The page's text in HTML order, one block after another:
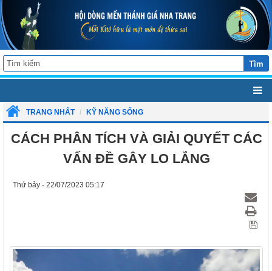
Tìm
TRANG NHẤT KỸ NĂNG SỐNG
CÁCH PHÂN TÍCH VÀ GIẢI QUYẾT CÁC
VẤN ĐỀ GÂY LO LẮNG
Thứ bảy - 22/07/2023 05:17